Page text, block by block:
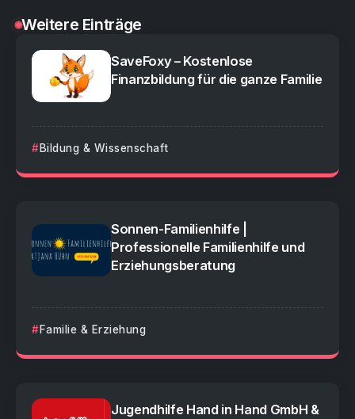
Weitere Einträge
SaveFoxy – Kostenlose
Finanzbildung für die ganze Familie
Bildung & Wissenschaft
Sonnen-Familienhilfe |
Professionelle Familienhilfe und
Erziehungsberatung
Familie & Erziehung
Jugendhilfe Hand in Hand GmbH &